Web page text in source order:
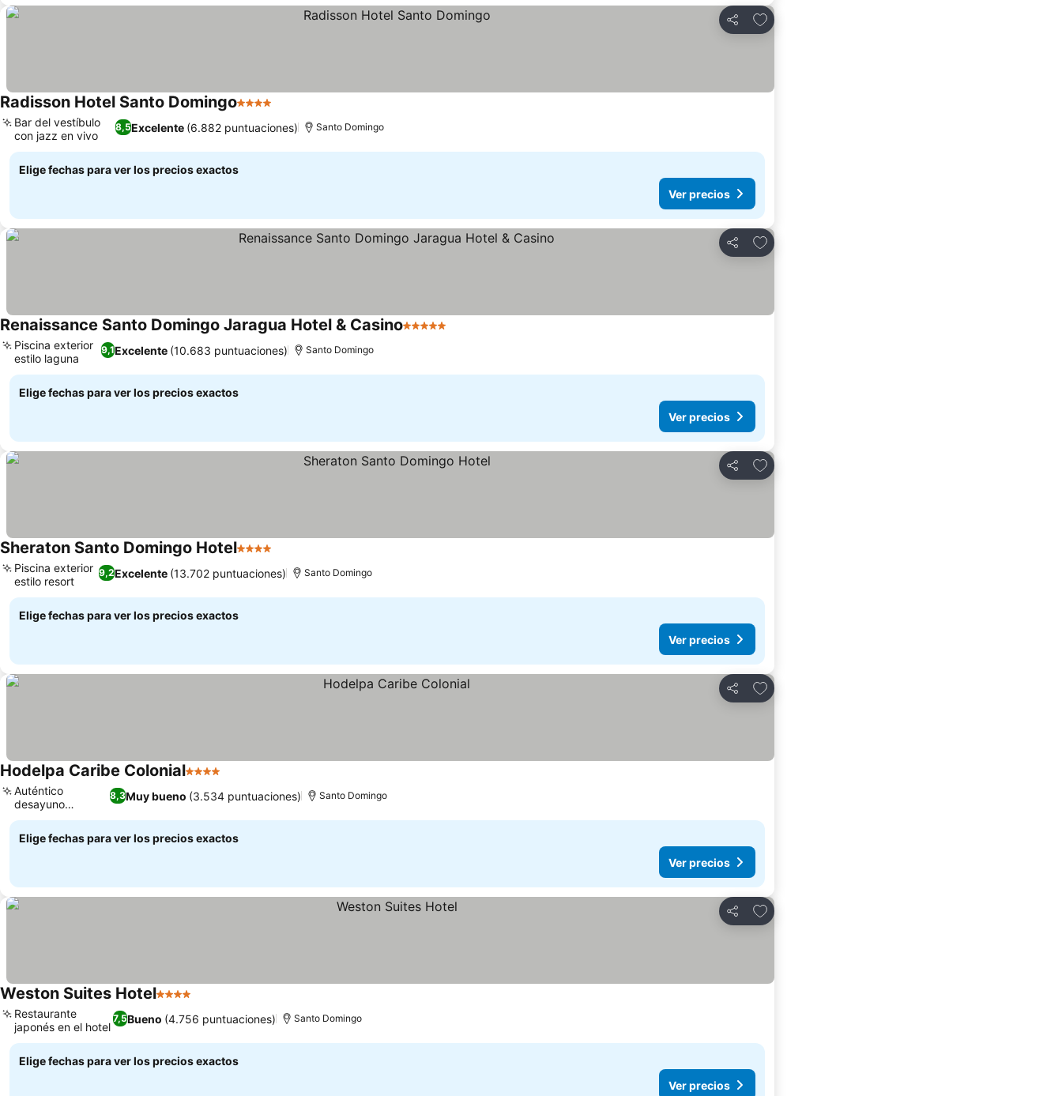
Compartir
Agregar a favoritos
Radisson Hotel Santo Domingo4 Estrellas
8,5Excelente (6.882 puntuaciones)
Bar del vestíbulo
con jazz en vivo
Santo Domingo
Elige fechas para ver los precios exactos
Ver precios
Compartir
Agregar a favoritos
Renaissance Santo Domingo Jaragua Hotel & Casino5 Estrellas
9,1Excelente (10.683 puntuaciones)
Piscina exterior
estilo laguna
Santo Domingo
Elige fechas para ver los precios exactos
Ver precios
Compartir
Agregar a favoritos
Sheraton Santo Domingo Hotel4 Estrellas
9,2Excelente (13.702 puntuaciones)
Piscina exterior
estilo resort
Santo Domingo
Elige fechas para ver los precios exactos
Ver precios
Compartir
Agregar a favoritos
Hodelpa Caribe Colonial4 Estrellas
8,3Muy bueno (3.534 puntuaciones)
Auténtico
desayuno
dominicano
Santo Domingo
Elige fechas para ver los precios exactos
Ver precios
Compartir
Agregar a favoritos
Weston Suites Hotel4 Estrellas
7,5Bueno (4.756 puntuaciones)
Restaurante
japonés en el hotel
Santo Domingo
Elige fechas para ver los precios exactos
Ver precios